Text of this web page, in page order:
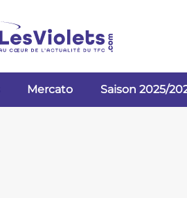
Mercato Saison 2025/